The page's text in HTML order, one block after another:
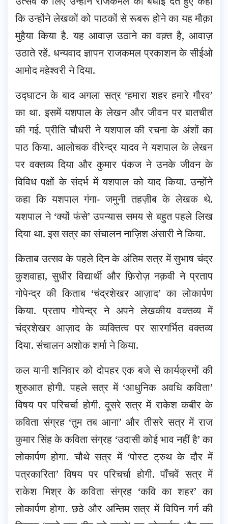
कि उन्होंने लेखकों को पाठकों से रूबरू होने का यह मौक़ा
मुहैया किया है. यह आवाज़ उठाने का वक़्त है, आवाज़
उठाते रहें. धन्यवाद ज्ञापन राजकमल प्रकाशन के सीईओ
आमोद महेश्वरी ने दिया.
उद्घाटन के बाद अगला सत्र ‘हमारा शहर हमारे गौरव’
का था. इसमें यशपाल के लेखन और जीवन पर बातचीत
की गई. प्रीति चौधरी ने यशपाल की रचना के अंशों का
पाठ किया. आलोचक वीरेन्द्र यादव ने यशपाल के लेखन
पर वक्तव्य दिया और कुमार पंकज ने उनके जीवन के
विविध पक्षों के संदर्भ में यशपाल को याद किया. उन्होंने
कहा कि यशपाल गंगा- जमुनी तहज़ीब के लेखक थे.
यशपाल ने ‘क्यों फंसे’ उपन्यास समय से बहुत पहले लिख
दिया था. इस सत्र का संचालन नाज़िश अंसारी ने किया.
किताब उत्सव के पहले दिन के अंतिम सत्र में सुभाष चंद्र
कुशवाहा, सुधीर विद्यार्थी और फ़िरोज़ नक़वी ने प्रताप
गोपेन्द्र की किताब ‘चंद्रशेखर आज़ाद’ का लोकार्पण
किया. प्रताप गोपेन्द्र ने अपने लेखकीय वक्तव्य में
चंद्रशेखर आज़ाद के व्यक्तित्व पर सारगर्भित वक्तव्य
दिया. संचालन अशोक शर्मा ने किया.
कल यानी शनिवार को दोपहर एक बजे से कार्यक्रमों की
शुरुआत होगी. पहले सत्र में ‘आधुनिक अवधि कविता’
विषय पर परिचर्चा होगी. दूसरे सत्र में राकेश कबीर के
कविता संग्रह ‘तुम तब आना’ और तीसरे सत्र में राज
कुमार सिंह के कविता संग्रह ‘उदासी कोई भाव नहीं है’ का
लोकार्पण होगा. चौथे सत्र में ‘पोस्ट ट्रुथ के दौर में
पत्रकारिता’ विषय पर परिचर्चा होगी. पाँचवें सत्र में
राकेश मिश्र के कविता संग्रह ‘कवि का शहर’ का
लोकार्पण होगा. छठे और अन्तिम सत्र में विपिन गर्ग की